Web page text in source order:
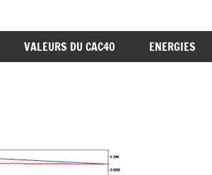
VALEURS DU CAC40 ENERGIES